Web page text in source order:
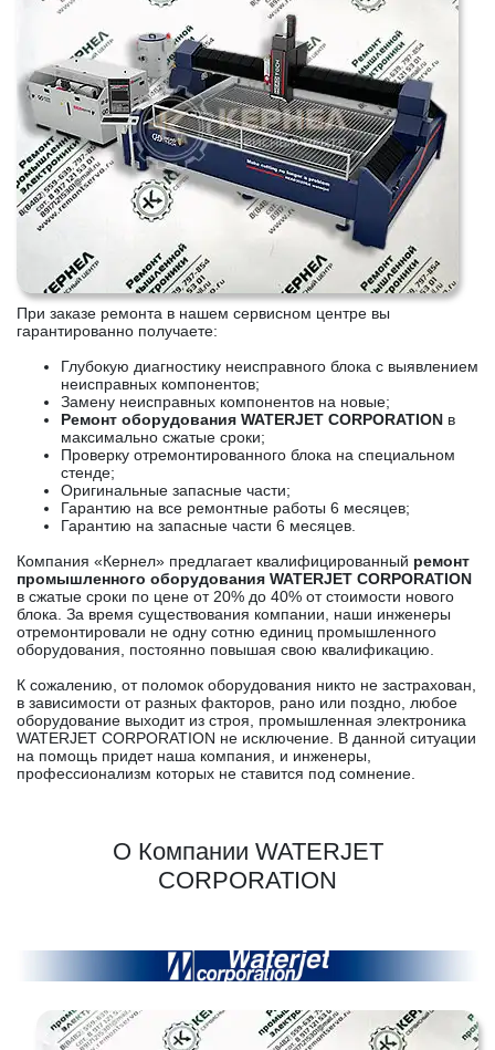
При заказе ремонта в нашем сервисном центре вы
гарантированно получаете:
Глубокую диагностику неисправного блока с выявлением
неисправных компонентов;
Замену неисправных компонентов на новые;
Ремонт оборудования WATERJET CORPORATION в
максимально сжатые сроки;
Проверку отремонтированного блока на специальном
стенде;
Оригинальные запасные части;
Гарантию на все ремонтные работы 6 месяцев;
Гарантию на запасные части 6 месяцев.
Компания «Кернел» предлагает квалифицированный ремонт
промышленного оборудования WATERJET CORPORATION
в сжатые сроки по цене от 20% до 40% от стоимости нового
блока. За время существования компании, наши инженеры
отремонтировали не одну сотню единиц промышленного
оборудования, постоянно повышая свою квалификацию.
К сожалению, от поломок оборудования никто не застрахован,
в зависимости от разных факторов, рано или поздно, любое
оборудование выходит из строя, промышленная электроника
WATERJET CORPORATION не исключение. В данной ситуации
на помощь придет наша компания, и инженеры,
профессионализм которых не ставится под сомнение.
О Компании WATERJET
CORPORATION